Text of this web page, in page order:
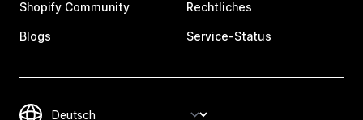
Shopify Community
Blogs
Rechtliches
Service-Status